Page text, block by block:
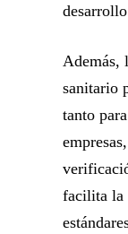
Además,
sanitario
tanto
facilita la